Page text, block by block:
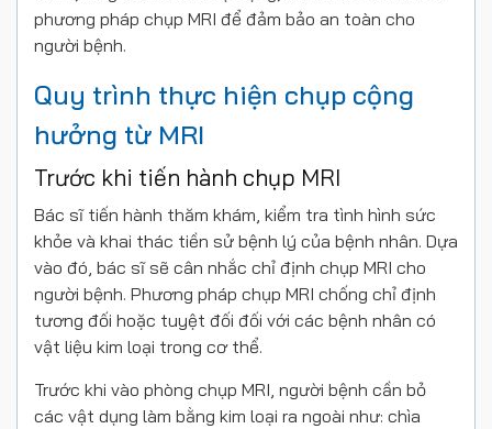
phương pháp chụp MRI để đảm bảo an toàn cho
người bệnh.
Quy trình thực hiện chụp cộng
hưởng từ MRI
Trước khi tiến hành chụp MRI
Bác sĩ tiến hành thăm khám, kiểm tra tình hình sức
khỏe và khai thác tiền sử bệnh lý của bệnh nhân. Dựa
vào đó, bác sĩ sẽ cân nhắc chỉ định chụp MRI cho
người bệnh. Phương pháp chụp MRI chống chỉ định
tương đối hoặc tuyệt đối đối với các bệnh nhân có
vật liệu kim loại trong cơ thể.
Trước khi vào phòng chụp MRI, người bệnh cần bỏ
các vật dụng làm bằng kim loại ra ngoài như: chìa